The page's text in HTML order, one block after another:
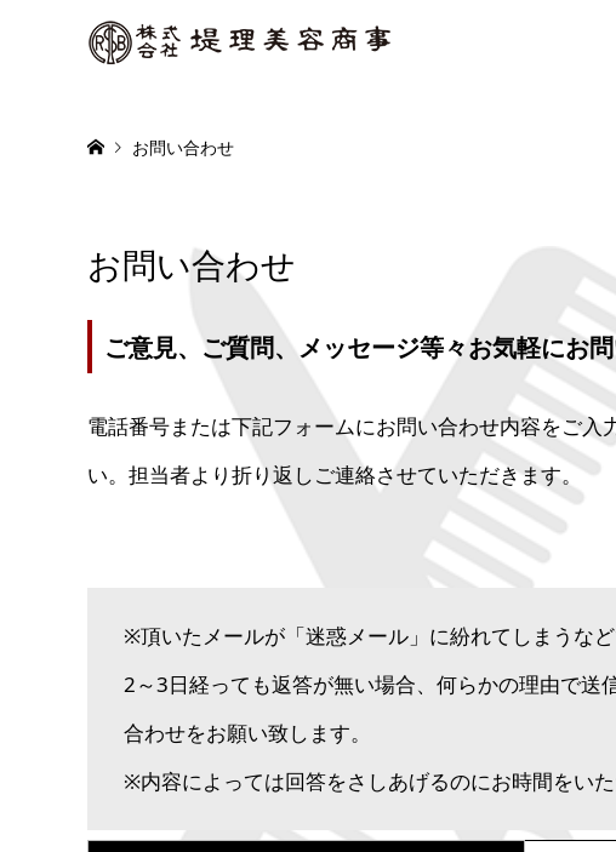
お問い合わせ
お問い合わせ
ご意見、ご質問、メッセージ等々お気軽にお問
電話番号または下記フォームにお問い合わせ内容をご
い。担当者より折り返しご連絡させていただきます。
※頂いたメールが「迷惑メール」に紛れてしまうな
2～3日経っても返答が無い場合、何らかの理由で
合わせをお願い致します。
※内容によっては回答をさしあげるのにお時間をい